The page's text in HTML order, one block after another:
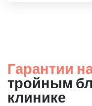
Гарантии
тройным
клинике